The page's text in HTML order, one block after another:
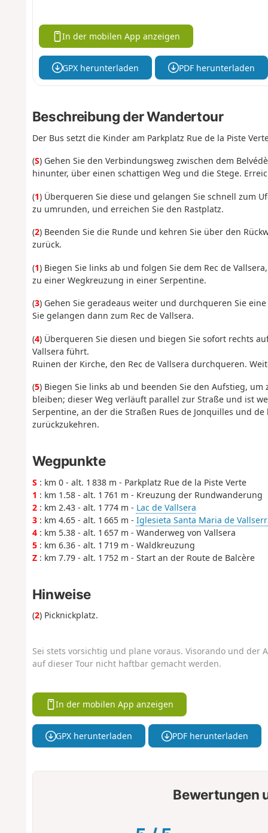
In der mobilen App anzeigen
GPX herunterladen PDF herunterladen
Beschreibung der Wandertour
Der Bus setzt die Kinder am Parkplatz Rue de la Piste
(S) Gehen Sie den Verbindungsweg zwischen dem
hinunter, über einen schattigen Weg und die Stege.
(1) Überqueren Sie diese und gelangen Sie schnell zum
zu umrunden, und erreichen Sie den Rastplatz.
(2) Beenden Sie die Runde und kehren Sie über den
zurück.
(1) Biegen Sie links ab und folgen Sie dem Rec de
zu einer Wegkreuzung in einer Serpentine.
(3) Gehen Sie geradeaus weiter und durchqueren Sie
Sie gelangen dann zum Rec de Vallsera.
(4) Überqueren Sie diesen und biegen Sie sofort rechts
Vallsera führt.
Ruinen der Kirche, den Rec de Vallsera durchqueren.
(5) Biegen Sie links ab und beenden Sie den Aufstieg,
bleiben; dieser Weg verläuft parallel zur Straße und ist
Serpentine, an der die Straßen Rues de Jonquilles und de
zurückzukehren.
Wegpunkte
S : km 0 - alt. 1 838 m - Parkplatz Rue de la Piste Verte
1 : km 1.58 - alt. 1 761 m - Kreuzung der Rundwanderung
2: km 2.43 - alt. 1 774 m - Lac de Vallsera
3: km 4.65 - alt. 1 665 m - Iglesieta Santa Maria de
4: km 5.38 - alt. 1 657 m - Wanderweg von Vallsera
5: km 6.36 - alt. 1 719 m - Waldkreuzung
Z: km 7.79 - alt. 1 752 m - Start an der Route de Balcère
Hinweise
(2) Picknickplatz.
Sei stets vorsichtig und plane voraus. Visorando und der
auf dieser Tour nicht haftbar gemacht werden.
In der mobilen App anzeigen
GPX herunterladen PDF herunterladen
Bewertungen